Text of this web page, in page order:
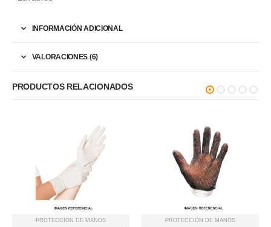
INFORMACIÓN ADICIONAL
VALORACIONES (6)
PRODUCTOS RELACIONADOS
PROTECCIÓN DE MANOS PROTECCIÓN DE MANOS